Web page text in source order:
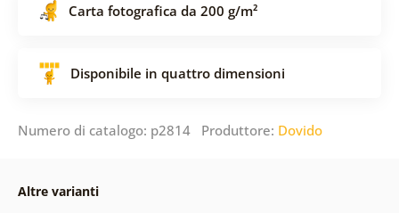
Carta fotografica da 200 g/m²
Disponibile in quattro dimensioni
Numero di catalogo: p2814 Produttore: Dovido
Altre varianti